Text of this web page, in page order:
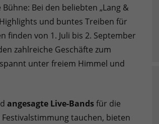
Bei den beliebten „Lang &
und buntes Treiben für
finden von 1. Juli bis 2. September
zahlreiche Geschäfte zum
unter freiem Himmel und
angesagte Live-Bandsfür die
tauchen, bieten